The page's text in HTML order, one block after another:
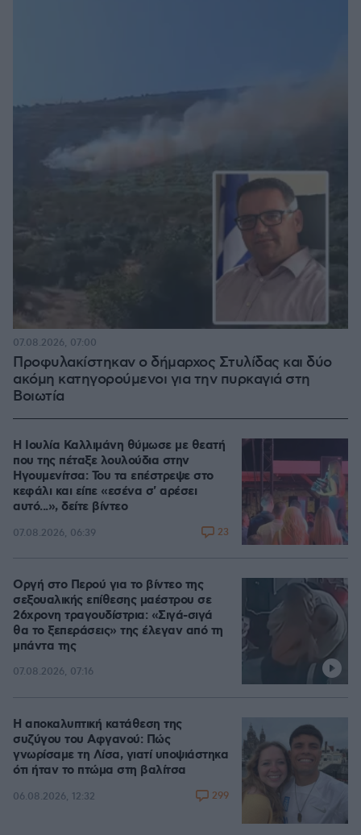
Προφυλακίστηκαν ο δήμαρχος Στυλίδας και δύο
ακόμη κατηγορούμενοι για την πυρκαγιά στη
Βοιωτία
07.08.2026, 07:00
Η Ιουλία Καλλιμάνη θύμωσε με θεατή
που της πέταξε λουλούδια στην
Ηγουμενίτσα: Του τα επέστρεψε στο
κεφάλι και είπε «εσένα σ' αρέσει
αυτό...», δείτε βίντεο
07.08.2026, 06:39 23
Οργή στο Περού για το βίντεο της
σεξουαλικής επίθεσης μαέστρου σε
26χρονη τραγουδίστρια: «Σιγά-σιγά
θα το ξεπεράσεις» της έλεγαν από τη
μπάντα της
07.08.2026, 07:16
Η αποκαλυπτική κατάθεση της
συζύγου του Αφγανού: Πώς
γνωρίσαμε τη Λίσα, γιατί υποψιάστηκα
ότι ήταν το πτώμα στη βαλίτσα
06.08.2026, 12:32 299